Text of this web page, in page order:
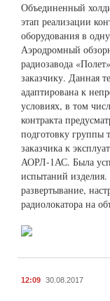
Объединенный
этап реализации
оборудования в
Аэродромный
радиозавода
заказчику. Данная
адаптирована к
условиях, в том
контракта
подготовку группы
заказчика к
АОРЛ-1АС. Была
испытаний
развертывание,
радиолокатора на
12:09 30.08.2017